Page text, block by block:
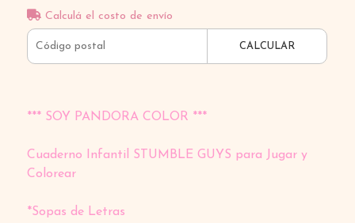
Calculá el costo de envío
CALCULAR
*** SOY PANDORA COLOR ***
Cuaderno Infantil STUMBLE GUYS para Jugar y
Colorear
*Sopas de Letras